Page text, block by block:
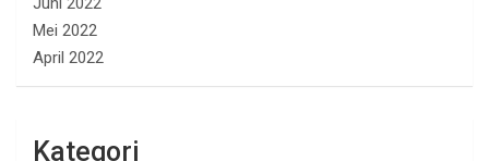
Mei 2022
April 2022
Kategori